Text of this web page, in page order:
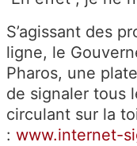
S’agissant des
ligne, le
Pharos, une
de signaler tous
circulant sur la
: www.internet-